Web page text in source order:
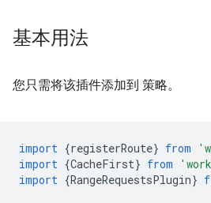
基本用法
您只需将该插件添加到 策略。
import {registerRoute} from
import {CacheFirst} from
import {RangeRequestsPlugin}